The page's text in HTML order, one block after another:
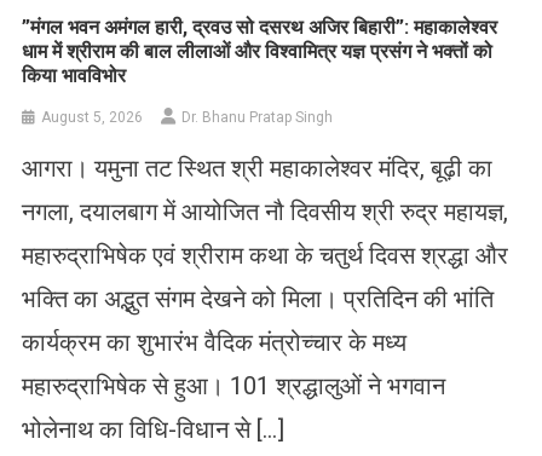
​”मंगल भवन अमंगल हारी, द्रवउ सो दसरथ अजिर बिहारी”: महाकालेश्वर
धाम में श्रीराम की बाल लीलाओं और विश्वामित्र यज्ञ प्रसंग ने भक्तों को
किया भावविभोर
August 5, 2026 Dr. Bhanu Pratap Singh
आगरा। यमुना तट स्थित श्री महाकालेश्वर मंदिर, बूढ़ी का
नगला, दयालबाग में आयोजित नौ दिवसीय श्री रुद्र महायज्ञ,
महारुद्राभिषेक एवं श्रीराम कथा के चतुर्थ दिवस श्रद्धा और
भक्ति का अद्भुत संगम देखने को मिला। प्रतिदिन की भांति
कार्यक्रम का शुभारंभ वैदिक मंत्रोच्चार के मध्य
महारुद्राभिषेक से हुआ। 101 श्रद्धालुओं ने भगवान
भोलेनाथ का विधि-विधान से […]